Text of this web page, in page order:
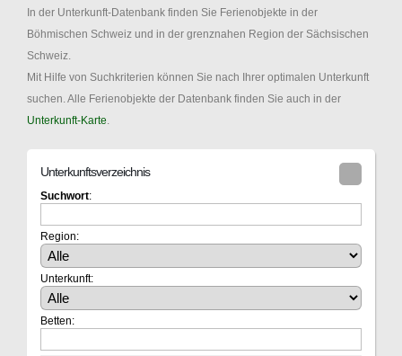
In der Unterkunft-Datenbank finden Sie Ferienobjekte in der
Böhmischen Schweiz und in der grenznahen Region der Sächsischen
Schweiz.
Mit Hilfe von Suchkriterien können Sie nach Ihrer optimalen Unterkunft
suchen. Alle Ferienobjekte der Datenbank finden Sie auch in der
Unterkunft-Karte
Unterkunftsverzeichnis
Suchwort:
Region:
Unterkunft:
Betten: